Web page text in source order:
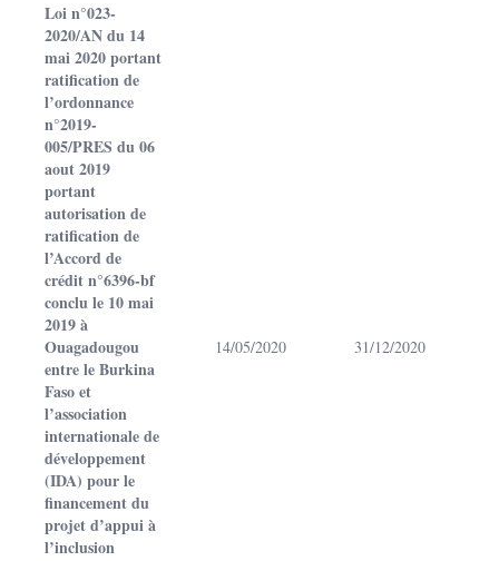
Loi n°023-
2020/AN du 14
mai 2020 portant
ratification de
l’ordonnance
n°2019-
005/PRES du 06
aout 2019
portant
autorisation de
ratification de
l’Accord de
crédit n°6396-bf
conclu le 10 mai
2019 à
Ouagadougou
entre le Burkina
Faso et
l’association
internationale de
développement
(IDA) pour le
financement du
projet d’appui à
l’inclusion
14/05/2020 31/12/2020